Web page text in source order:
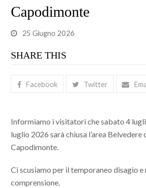
Capodimonte
25 Giugno 2026
SHARE THIS
Facebook Twitter
Informiamo i visitatori che sabato 4
luglio 2026 sarà chiusa l’area Belvedere
Capodimonte.
Ci scusiamo per il temporaneo disagio
comprensione.